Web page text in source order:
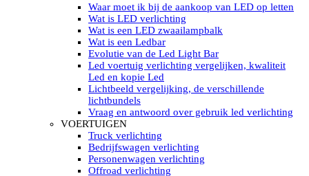
Subcategorieën Led koplampen
LED ZOEKLICHT
Electrische Led zoeklamp Allremote
Electrisch Led zoeklicht Golight
Marinco Roestvrijstaal Led zoeklicht
Elektrisch Led zoeklicht diverse
Led zoeklamp accessoires ALLremote
Led zoeklicht 230V
Subcategorieën Led zoeklichten
HELLA MARINE LED
Sea Hawk – Light Bars
Sea Hawk – Light Bars – Edge Light
Sea Hawk – Work Lights
RokLUME Led werklampen
Waar moet ik bij de aankoop van LED op letten
Wat is LED verlichting
Wat is een LED zwaailampbalk
Wat is een Ledbar
Evolutie van de Led Light Bar
Led voertuig verlichting vergelijken, kwaliteit
Led en kopie Led
Lichtbeeld vergelijking, de verschillende
lichtbundels
Vraag en antwoord over gebruik led verlichting
VOERTUIGEN
Truck verlichting
Bedrijfswagen verlichting
Personenwagen verlichting
Offroad verlichting